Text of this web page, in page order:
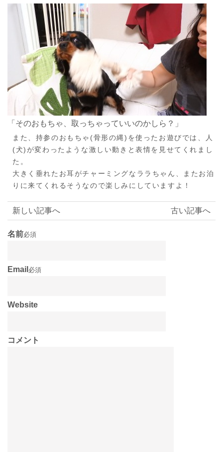
「そのおもちゃ、取っちゃっていいのかしら？」
また、持参のおもちゃ(骨形の縄)を使ったお遊びでは、人
(犬)が変わったような激しい動きと表情を見せてくれまし
た。
大きく垂れたお耳がチャーミングなララちゃん、またお泊
りに来てくれるそうなので楽しみにしていますよ！
古い記事へ
新しい記事へ
名前必須
Email 必須
Website
コメント